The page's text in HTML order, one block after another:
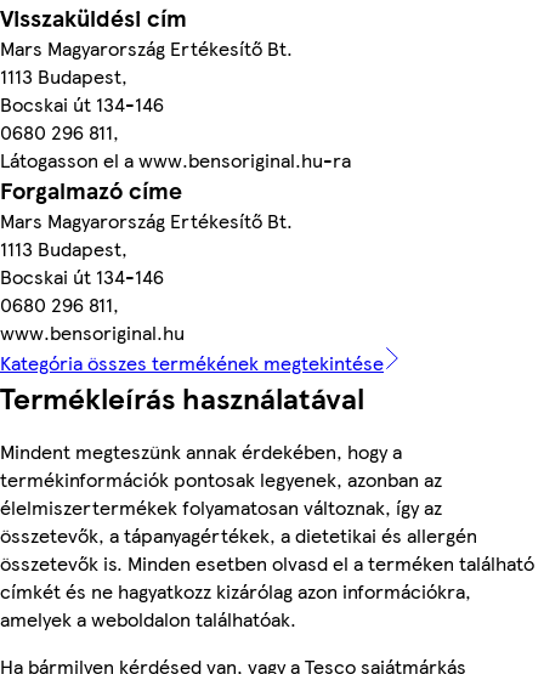
Visszaküldési cím
Mars Magyarország Ertékesítő Bt.
1113 Budapest,
Bocskai út 134-146
0680 296 811,
Látogasson el a www.bensoriginal.hu-ra
Forgalmazó címe
Mars Magyarország Ertékesítő Bt.
1113 Budapest,
Bocskai út 134-146
0680 296 811,
www.bensoriginal.hu
Kategória összes termékének megtekintése
Termékleírás használatával
Mindent megteszünk annak érdekében, hogy a
termékinformációk pontosak legyenek, azonban az
élelmiszertermékek folyamatosan változnak, így az
összetevők, a tápanyagértékek, a dietetikai és allergén
összetevők is. Minden esetben olvasd el a terméken található
címkét és ne hagyatkozz kizárólag azon információkra,
amelyek a weboldalon találhatóak.
Ha bármilyen kérdésed van, vagy a Tesco sajátmárkás